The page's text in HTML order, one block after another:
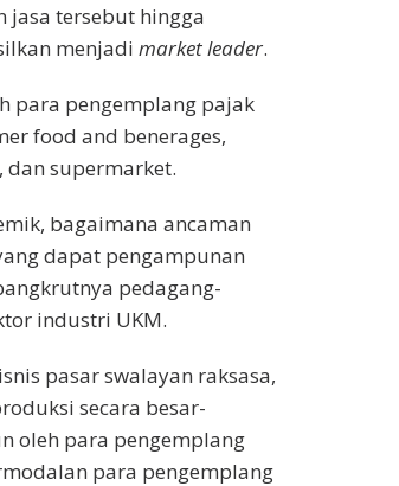
jasa tersebut hingga
menjadi market leader.
para pengemplang pajak
food and benerages,
dan supermarket.
bagaimana ancaman
dapat pengampunan
pedagang-
industri UKM.
pasar swalayan raksasa,
secara besar-
oleh para pengemplang
para pengemplang